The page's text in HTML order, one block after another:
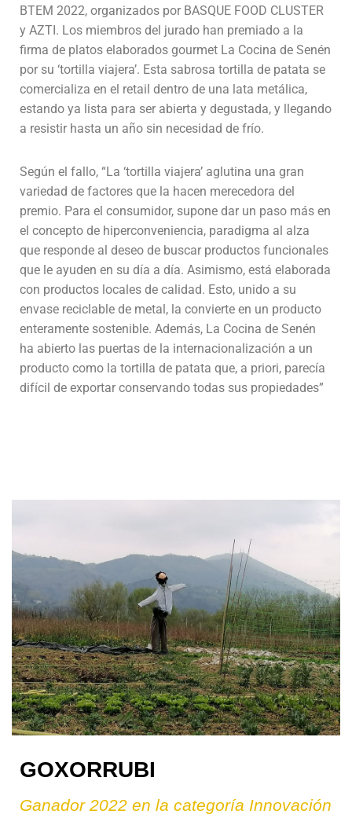
BTEM 2022, organizados por BASQUE FOOD CLUSTER
y AZTI. Los miembros del jurado han premiado a la
firma de platos elaborados gourmet La Cocina de Senén
por su ‘tortilla viajera’. Esta sabrosa tortilla de patata se
comercializa en el retail dentro de una lata metálica,
estando ya lista para ser abierta y degustada, y llegando
a resistir hasta un año sin necesidad de frío.
Según el fallo, “La ‘tortilla viajera’ aglutina una gran
variedad de factores que la hacen merecedora del
premio. Para el consumidor, supone dar un paso más en
el concepto de hiperconveniencia, paradigma al alza
que responde al deseo de buscar productos funcionales
que le ayuden en su día a día. Asimismo, está elaborada
con productos locales de calidad. Esto, unido a su
envase reciclable de metal, la convierte en un producto
enteramente sostenible. Además, La Cocina de Senén
ha abierto las puertas de la internacionalización a un
producto como la tortilla de patata que, a priori, parecía
difícil de exportar conservando todas sus propiedades”
GOXORRUBI
Ganador 2022 en la categoría Innovación